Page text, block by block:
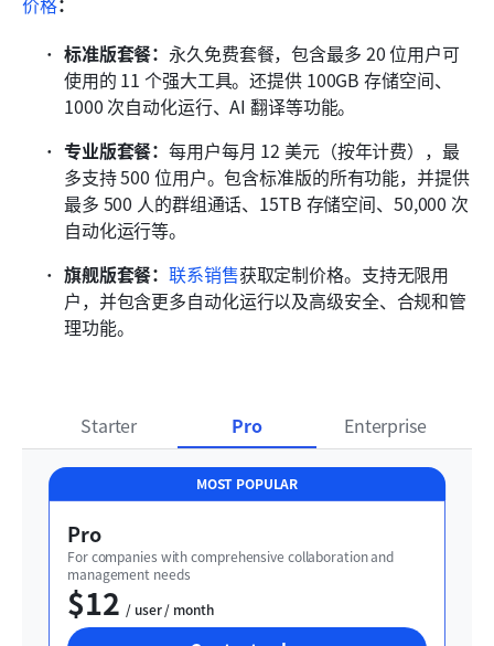
标准版套餐： 永久免费套餐，包含最多 20 位用户可
使用的 11 个强大工具。还提供 100GB 存储空间、
1000 次自动化运行、AI 翻译等功能。
专业版套餐：每用户每月 12 美元（按年计费），最
多支持 500 位用户。包含标准版的所有功能，并提供
最多 500 人的群组通话、15TB 存储空间、50,000 次
自动化运行等。
旗舰版套餐：联系销售获取定制价格。支持无限用
户，并包含更多自动化运行以及高级安全、合规和管
理功能。
Starter Pro Enterprise
MOST POPULAR
Pro
For companies with comprehensive collaboration and
management needs
$12
  / user / month